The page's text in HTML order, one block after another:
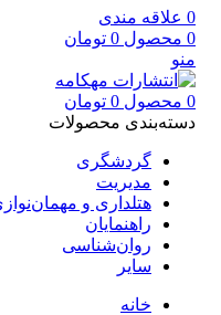
0 علاقه مندی
0 محصول 0 تومان
منو
0 محصول 0 تومان
دسته‌بندی محصولات
گردشگری
مدیریت
هتلداری و
راهنمایان
روان‌شناسی
سایر
خانه